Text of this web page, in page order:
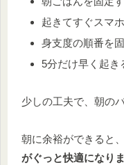
起きてすぐスマ
身支度の順番を
5分だけ早く起き
少しの工夫で、朝の
朝に余裕ができると
がぐっと快適になりま